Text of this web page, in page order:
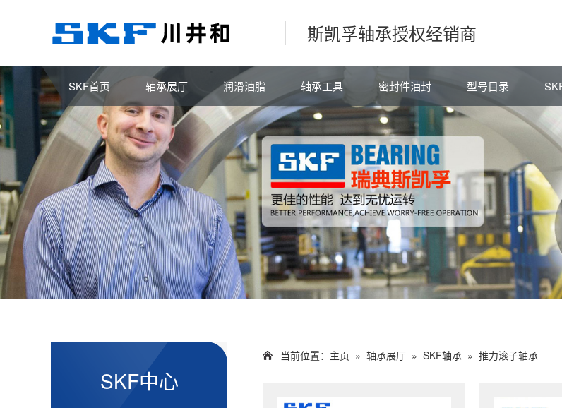
斯凯孚轴承授权经销商
SKF首页 轴承展厅 润滑油脂 轴承工具 密封件油封 型号目录
SKF中心
当前位置： 主页 » 轴承展厅 » SKF轴承 » 推力滚子轴承